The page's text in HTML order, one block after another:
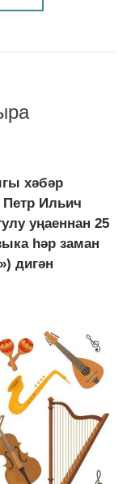
хәбәр
Петр Ильич
уңаеннан 25
һәр заман
дигән